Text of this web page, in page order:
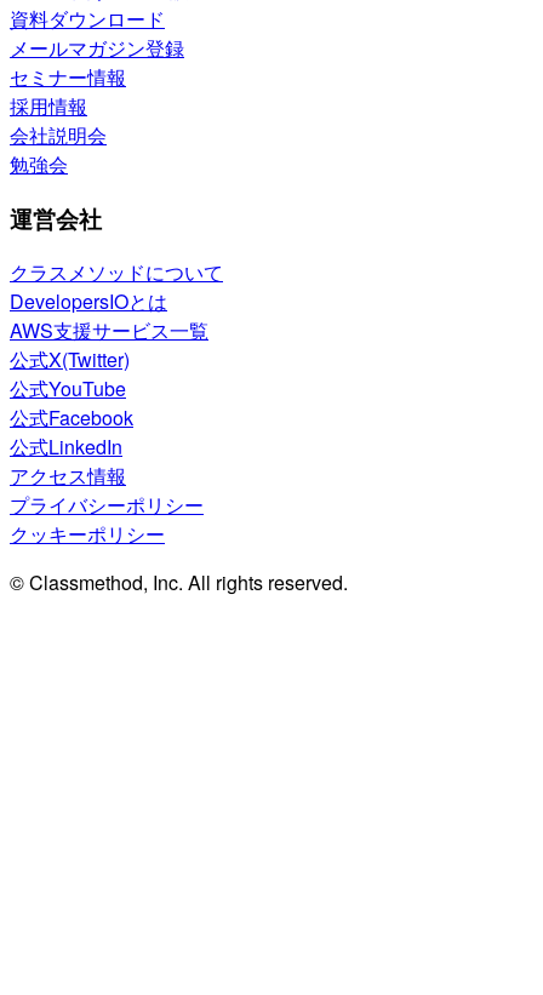
資料ダウンロード
メールマガジン登録
セミナー情報
採用情報
会社説明会
勉強会
運営会社
クラスメソッドについて
DevelopersIOとは
AWS支援サービス一覧
公式X(Twitter)
公式YouTube
公式Facebook
公式LinkedIn
アクセス情報
プライバシーポリシー
クッキーポリシー
© Classmethod, Inc. All rights reserved.